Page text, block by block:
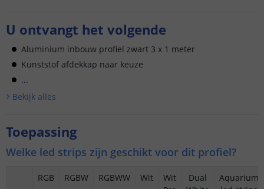
U ontvangt het volgende
Aluminium inbouw profiel zwart 3 x 1 meter
Kunststof afdekkap naar keuze
...
Bekijk alles
Toepassing
Welke led strips zijn geschikt voor dit profiel?
RGB RGBW RGBWW Wit
Wit
Dual
Aquarium